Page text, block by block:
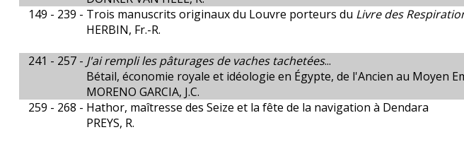
149 - 239 - Trois manuscrits originaux du Louvre porteurs du Livre des
HERBIN, Fr.-R.
241 - 257 - J'ai rempli les pâturages de vaches tachetées...
Bétail, économie royale et idéologie en Égypte, de l'Ancien au Moyen
MORENO GARCIA, J.C.
259 - 268 - Hathor, maîtresse des Seize et la fête de la navigation à Dendara
PREYS, R.